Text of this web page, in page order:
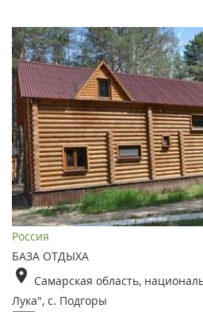
Россия
БАЗА ОТДЫХА
Самарская область,
Лука", с. Подгоры